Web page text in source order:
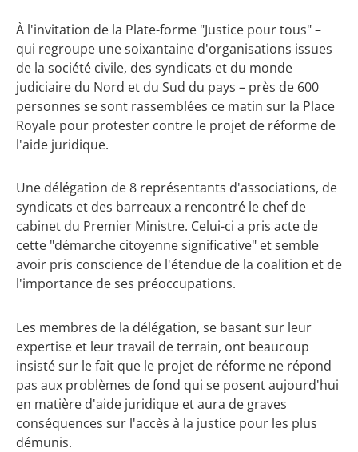
À l'invitation de la Plate-forme "Justice pour tous" –
qui regroupe une soixantaine d'organisations issues
de la société civile, des syndicats et du monde
judiciaire du Nord et du Sud du pays – près de 600
personnes se sont rassemblées ce matin sur la Place
Royale pour protester contre le projet de réforme de
l'aide juridique.
Une délégation de 8 représentants d'associations, de
syndicats et des barreaux a rencontré le chef de
cabinet du Premier Ministre. Celui-ci a pris acte de
cette "démarche citoyenne significative" et semble
avoir pris conscience de l'étendue de la coalition et de
l'importance de ses préoccupations.
Les membres de la délégation, se basant sur leur
expertise et leur travail de terrain, ont beaucoup
insisté sur le fait que le projet de réforme ne répond
pas aux problèmes de fond qui se posent aujourd'hui
en matière d'aide juridique et aura de graves
conséquences sur l'accès à la justice pour les plus
démunis.